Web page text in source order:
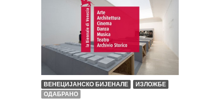
ВЕНЕЦИЈАНСКО БИЈЕНАЛЕ
ИЗЛОЖБЕ
ОДАБРАНО